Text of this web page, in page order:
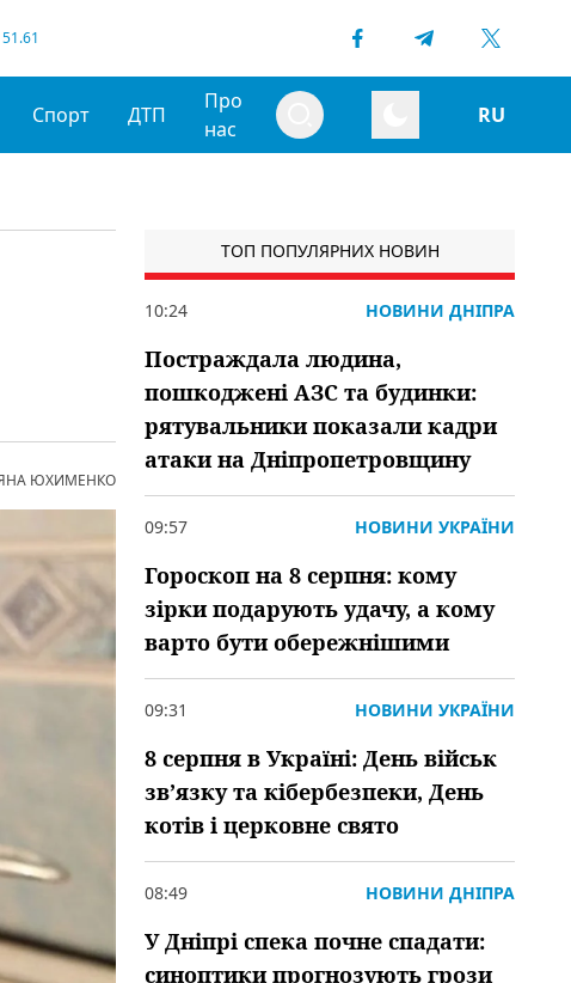
51.61
Спорт ДТП
Про
нас
RU
ЮХИМЕНКО
ТОП ПОПУЛЯРНИХ НОВИН
10:24 НОВИНИ ДНІПРА
Постраждала людина,
пошкоджені АЗС та будинки:
рятувальники показали кадри
атаки на Дніпропетровщину
09:57 НОВИНИ УКРАЇНИ
Гороскоп на 8 серпня: кому
зірки подарують удачу, а кому
варто бути обережнішими
09:31 НОВИНИ УКРАЇНИ
8 серпня в Україні: День військ
зв’язку та кібербезпеки, День
котів і церковне свято
08:49 НОВИНИ ДНІПРА
У Дніпрі спека почне спадати:
синоптики прогнозують грози